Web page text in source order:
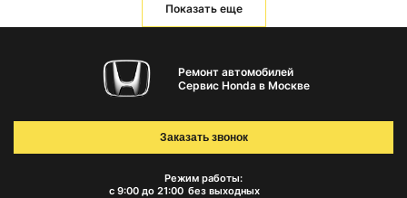
Показать еще
Ремонт автомобилей
Сервис Honda в Москве
Режим работы:
с 9:00 до 21:00 без выходных
Заказать звонок